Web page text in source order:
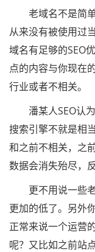
老域名不是简单
从来没有被使用过
域名有足够的SEO
点的内容与你现在
行业或者不相关。
潘某人SEO认为
搜索引擎不就是相
和之前不相关，之
数据会消失殆尽，
更不用说一些老
更加的低了。另外
正常来说一个运营
呢？又比如之前站